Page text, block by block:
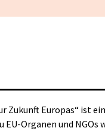
Zukunft Europas“ ist
EU-Organen und NGOs